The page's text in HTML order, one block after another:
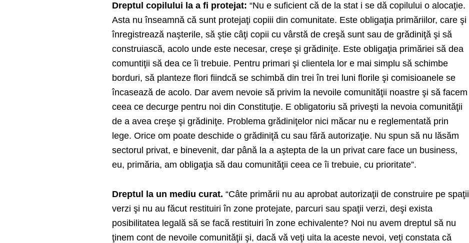
Dreptul copilului la a fi protejat: “Nu e suficient că de la stat i se dă copilului o alocaţie.
Asta nu înseamnă că sunt protejaţi copiii din comunitate. Este obligaţia primăriilor, care şi
înregistrează naşterile, să ştie câţi copii cu vârstă de creşă sunt sau de grădiniţă şi să
construiască, acolo unde este necesar, creşe şi grădiniţe. Este obligaţia primăriei să dea
comuntiţii să dea ce îi trebuie. Pentru primari şi clientela lor e mai simplu să schimbe
borduri, să planteze flori fiindcă se schimbă din trei în trei luni florile şi comisioanele se
încasează de acolo. Dar avem nevoie să privim la nevoile comunităţii noastre şi să facem
ceea ce decurge pentru noi din Constituţie. E obligatoriu să priveşti la nevoia comunităţii
de a avea creşe şi grădiniţe. Problema grădiniţelor nici măcar nu e reglementată prin
lege. Orice om poate deschide o grădiniţă cu sau fără autorizaţie. Nu spun să nu lăsăm
sectorul privat, e binevenit, dar până la a aştepta de la un privat care face un business,
eu, primăria, am obligaţia să dau comunităţii ceea ce îi trebuie, cu prioritate”.
Dreptul la un mediu curat. “Câte primării nu au aprobat autorizaţii de construire pe spaţii
verzi şi nu au făcut restituiri în zone protejate, parcuri sau spaţii verzi, deşi exista
posibilitatea legală să se facă restituiri în zone echivalente? Noi nu avem dreptul să nu
ţinem cont de nevoile comunităţii şi, dacă vă veţi uita la aceste nevoi, veţi constata că